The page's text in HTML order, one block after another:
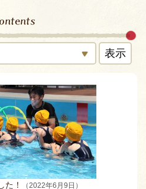
表示
た！ （2022年6月9日）